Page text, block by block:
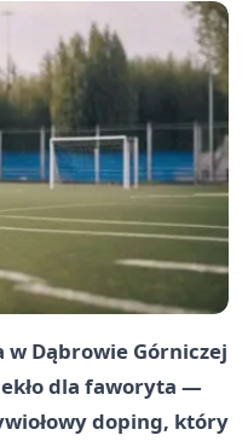
w Dąbrowie Górniczej
dla faworyta —
doping, który